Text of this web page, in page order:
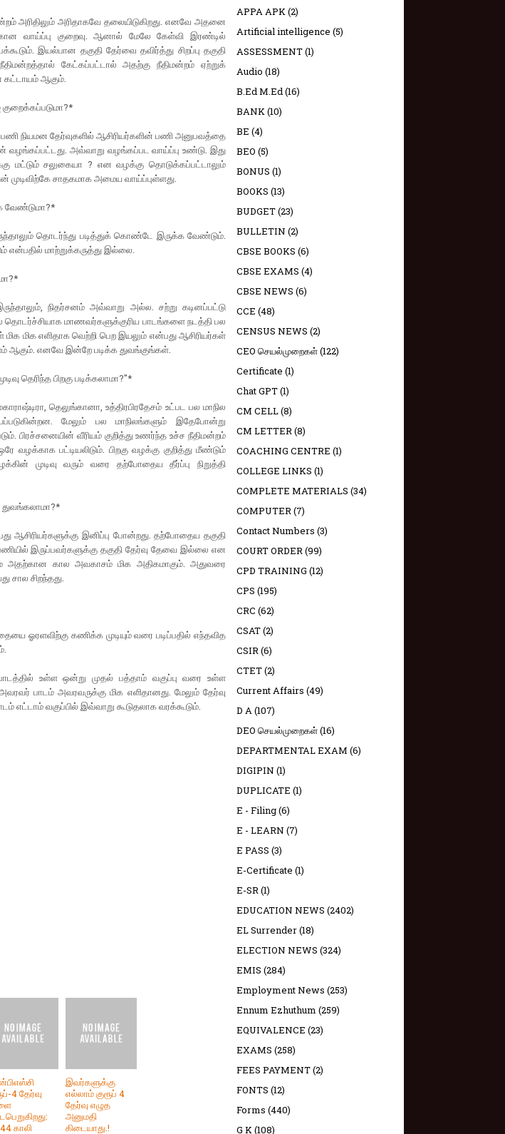
அரிதிலும் அரிதாகவே தலையிடுகிறது. எனவே அதனை
வாய்ப்பு குறைவு. ஆனால் மேலே கேள்வி இரண்டில்
இயல்பான தகுதி தேர்வை தவிர்த்து சிறப்பு தகுதி
கேட்கப்பட்டால் அதற்கு நீதிமன்றம் ஏற்றுக்
கட்டாயம் ஆகும்.
நியமன தேர்வுகளில் ஆசிரியர்களின் பணி அனுபவத்தை
வழங்கப்பட்டது. அவ்வாறு வழங்கப்பட வாய்ப்பு உண்டு. இது
மட்டும் சலுகையா ? என வழக்கு தொடுக்கப்பட்டாலும்
முடிவிற்கே சாதகமாக அமைய வாய்ப்புள்ளது.
வேண்டுமா?*
தொடர்ந்து படித்துக் கொண்டே இருக்க வேண்டும்.
என்பதில் மாற்றுக்கருத்து இல்லை.
நிதர்சனம் அவ்வாறு அல்ல. சற்று கடினப்பட்டு
தொடர்ச்சியாக மாணவர்களுக்குரிய பாடங்களை நடத்தி பல
மிக எளிதாக வெற்றி பெற இயலும் என்பது ஆசிரியர்கள்
ஆகும். எனவே இன்றே படிக்க துவங்குங்கள்.
தெரிந்த பிறகு படிக்கலாமா?"*
தெலுங்கானா, உத்திரபிரதேசம் உட்பட பல மாநில
மேலும் பல மாநிலங்களும் இதேபோன்று
பிரச்சனையின் வீரியம் குறித்து உணர்ந்த உச்ச நீதிமன்றம்
பட்டியலிடும். பிறகு வழக்கு குறித்து மீண்டும்
முடிவு வரும் வரை தற்போதைய தீர்ப்பு நிறுத்தி
துவங்கலாமா?*
ஆசிரியர்களுக்கு இனிப்பு போன்றது. தற்போதைய தகுதி
பணியில் இருப்பவர்களுக்கு தகுதி தேர்வு தேவை இல்லை என
அதற்கான கால அவகாசம் மிக அதிகமாகும். அதுவரை
சால சிறந்தது.
ஓரளவிற்கு கணிக்க முடியும் வரை படிப்பதில் எந்தவித
உள்ள ஒன்று முதல் பத்தாம் வகுப்பு வரை உள்ள
பாடம் அவரவருக்கு மிக எளிதானது. மேலும் தேர்வு
வகுப்பில் இவ்வாறு கூடுதலாக வரக்கூடும்.
4 தேர்வு
காலி
இவர்களுக்கு
எல்லாம் குரூப் 4
தேர்வு எழுத
அனுமதி
கிடையாது.!
APPA APK(2)
Artificial intelligence (5)
ASSESSMENT(1)
Audio (18)
B.Ed M.Ed(16)
BANK(10)
BE (4)
BEO (5)
BONUS (1)
BOOKS (13)
BUDGET(23)
BULLETIN (2)
CBSE BOOKS (6)
CBSE EXAMS (4)
CBSE NEWS (6)
CCE (48)
CENSUS NEWS (2)
CEO செயல்முறைகள்(122)
Certificate (1)
Chat GPT(1)
CM CELL(8)
CM LETTER(8)
COACHING CENTRE (1)
COLLEGE LINKS (1)
COMPLETE MATERIALS (34)
COMPUTER(7)
Contact Numbers (3)
COURT ORDER(99)
CPD TRAINING (12)
CPS (195)
CRC (62)
CSAT(2)
CSIR(6)
CTET(2)
Current Affairs (49)
D A(107)
DEO செயல்முறைகள்(16)
DEPARTMENTAL EXAM (6)
DIGIPIN (1)
DUPLICATE (1)
E - Filing(6)
E - LEARN (7)
E PASS (3)
E-Certificate (1)
E-SR(1)
EDUCATION NEWS (2402)
EL Surrender(18)
ELECTION NEWS (324)
EMIS (284)
Employment News (253)
Ennum Ezhuthum (259)
EQUIVALENCE (23)
EXAMS (258)
FEES PAYMENT(2)
FONTS (12)
Forms (440)
G K(108)